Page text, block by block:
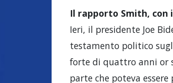
Il rapporto Smith, con
Ieri, il presidente Joe
testamento politico
forte di quattro anni or
parte che poteva